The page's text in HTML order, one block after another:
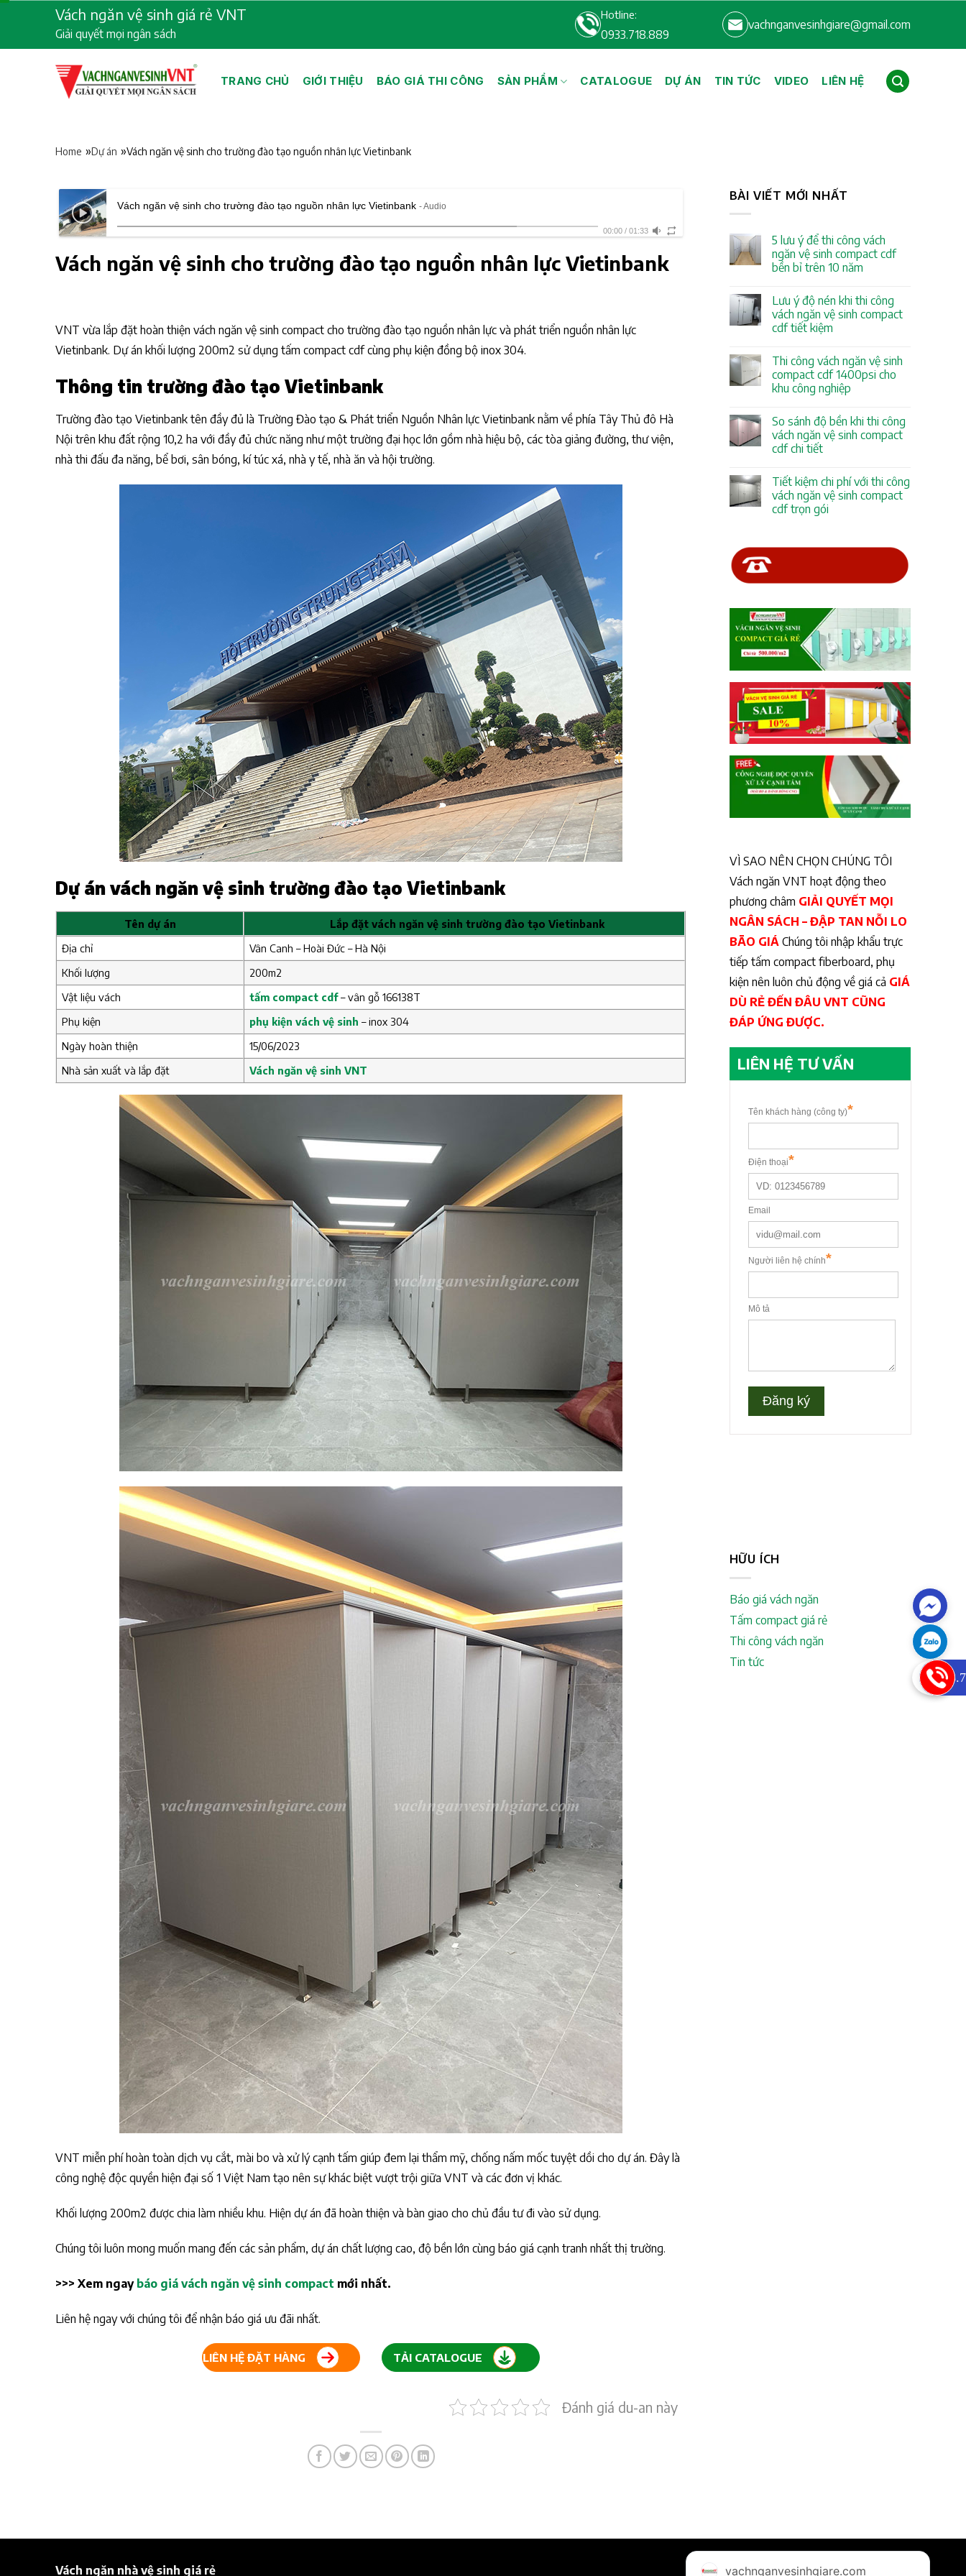
content
Vách ngăn vệ sinh giá rẻ VNT
Giải quyết mọi ngân sách
Hotline:
0933.718.889
vachnganvesinhgiare@gmail.com
TRANG CHỦ GIỚI THIỆU BÁO GIÁ THI CÔNG SẢN PHẨM CATALOGUE DỰ ÁN TIN TỨC VIDEO LIÊN HỆ
Home »Dự án »Vách ngăn vệ sinh cho trường đào tạo nguồn nhân lực Vietinbank
Vách ngăn vệ sinh cho trường đào tạo nguồn nhân lực Vietinbank - Audio
00:00/ 01:33
Vách ngăn vệ sinh cho trường đào tạo nguồn nhân lực Vietinbank
VNT vừa lắp đặt hoàn thiện vách ngăn vệ sinh compact cho trường đào tạo nguồn nhân lực và phát triển nguồn nhân lực
Vietinbank. Dự án khối lượng 200m2 sử dụng tấm compact cdf cùng phụ kiện đồng bộ inox 304.
Thông tin trường đào tạo Vietinbank
Trường đào tạo Vietinbank tên đầy đủ là Trường Đào tạo & Phát triển Nguồn Nhân lực Vietinbank nằm về phía Tây Thủ đô Hà
Nội trên khu đất rộng 10,2 ha với đầy đủ chức năng như một trường đại học lớn gồm nhà hiệu bộ, các tòa giảng đường, thư viện,
nhà thi đấu đa năng, bể bơi, sân bóng, kí túc xá, nhà y tế, nhà ăn và hội trường.
Dự án vách ngăn vệ sinh trường đào tạo Vietinbank
Tên dự án
Lắp đặt vách ngăn vệ sinh trường đào tạo Vietinbank
Địa chỉ
Vân Canh – Hoài Đức – Hà Nội
Khối lượng
200m2
Vật liệu vách
tấm compact cdf– vân gỗ 166138T
Phụ kiện
phụ kiện vách vệ sinh – inox 304
Ngày hoàn thiện
15/06/2023
Nhà sản xuất và lắp đặt
Vách ngăn vệ sinh VNT
VNT miễn phí hoàn toàn dịch vụ cắt, mài bo và xử lý cạnh tấm giúp đem lại thẩm mỹ, chống nấm mốc tuyệt dồi cho dự án. Đây là
công nghệ độc quyền hiện đại số 1 Việt Nam tạo nên sự khác biệt vượt trội giữa VNT và các đơn vị khác.
Khối lượng 200m2 được chia làm nhiều khu. Hiện dự án đã hoàn thiện và bàn giao cho chủ đầu tư đi vào sử dụng.
Chúng tôi luôn mong muốn mang đến các sản phẩm, dự án chất lượng cao, độ bền lớn cùng báo giá cạnh tranh nhất thị trường.
>>> Xem ngay báo giá vách ngăn vệ sinh compact mới nhất.
Liên hệ ngay với chúng tôi để nhận báo giá ưu đãi nhất.
LIÊN HỆ ĐẶT HÀNG TẢI CATALOGUE
Đánh giá du-an này
BÀI VIẾT MỚI NHẤT
5 lưu ý để thi công vách
ngăn vệ sinh compact cdf
bền bỉ trên 10 năm
Lưu ý độ nén khi thi công
vách ngăn vệ sinh compact
cdf tiết kiệm
Thi công vách ngăn vệ sinh
compact cdf 1400psi cho
khu công nghiệp
So sánh độ bền khi thi công
vách ngăn vệ sinh compact
cdf chi tiết
Tiết kiệm chi phí với thi công
vách ngăn vệ sinh compact
cdf trọn gói
VÌ SAO NÊN CHỌN CHÚNG TÔI
Vách ngăn VNT hoạt động theo
phương châm GIẢI QUYẾT MỌI
NGÂN SÁCH – ĐẬP TAN NỖI LO
BÃO GIÁ Chúng tôi nhập khẩu trực
tiếp tấm compact fiberboard, phụ
kiện nên luôn chủ động về giá cả GIÁ
DÙ RẺ ĐẾN ĐÂU VNT CŨNG
ĐÁP ỨNG ĐƯỢC.
LIÊN HỆ TƯ VẤN
HỮU ÍCH
Báo giá vách ngăn
Tấm compact giá rẻ
Thi công vách ngăn
Tin tức
Vách ngăn nhà vệ sinh giá rẻ vachnganvesinhgiare.com